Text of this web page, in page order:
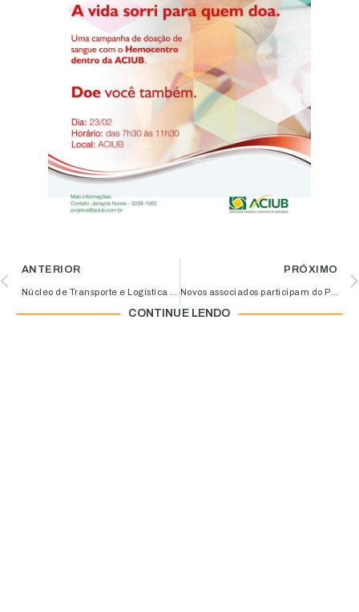
ANTERIOR PRÓXIMO
CONTINUE LENDO